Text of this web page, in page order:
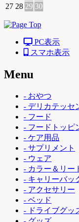
27 28 29 30
PC表示
スマホ表示
Menu
- おやつ
- デリカテッセ
- フード
- フードトッピ
- ケア用品
- サプリメント
- ウェア
- カラー＆リー
- キャリーバッ
- アクセサリー
- ベッド
- ドライブグッ